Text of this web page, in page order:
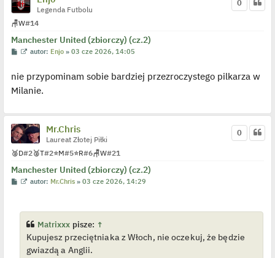
p
o
s
t
Legenda Futbolu
🪑W#14
Manchester United (zbiorczy) (cz.2)
0
P
t
W
w
i
e
p
o
j
e
y
c
z
y
s
autor: Enjo »03 cze 2026, 14:05
nie przypominam sobie bardziej przezroczystego pilkarza w
Milanie.
Mr.Chris
Laureat Złotej Piłki
🥈D#2🥈T#2⭐M#5⭐R#6🪑W#21
Manchester United (zbiorczy) (cz.2)
0
P
W
i
e
t
l
o
autor: Mr.Chris »03 cze 2026, 14:29
Matrixxx pisze: ↑
Kupujesz przeciętniaka z Włoch, nie oczekuj, że będzie
gwiazdą a Anglii.